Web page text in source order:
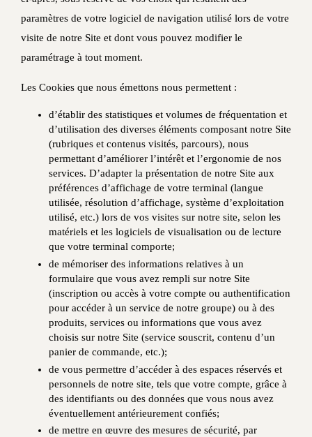
paramètres de votre logiciel de navigation utilisé lors de votre
visite de notre Site et dont vous pouvez modifier le
paramétrage à tout moment.
Les Cookies que nous émettons nous permettent :
d’établir des statistiques et volumes de fréquentation et
d’utilisation des diverses éléments composant notre Site
(rubriques et contenus visités, parcours), nous
permettant d’améliorer l’intérêt et l’ergonomie de nos
services. D’adapter la présentation de notre Site aux
préférences d’affichage de votre terminal (langue
utilisée, résolution d’affichage, système d’exploitation
utilisé, etc.) lors de vos visites sur notre site, selon les
matériels et les logiciels de visualisation ou de lecture
que votre terminal comporte;
de mémoriser des informations relatives à un
formulaire que vous avez rempli sur notre Site
(inscription ou accès à votre compte ou authentification
pour accéder à un service de notre groupe) ou à des
produits, services ou informations que vous avez
choisis sur notre Site (service souscrit, contenu d’un
panier de commande, etc.);
de vous permettre d’accéder à des espaces réservés et
personnels de notre site, tels que votre compte, grâce à
des identifiants ou des données que vous nous avez
éventuellement antérieurement confiés;
de mettre en œuvre des mesures de sécurité, par